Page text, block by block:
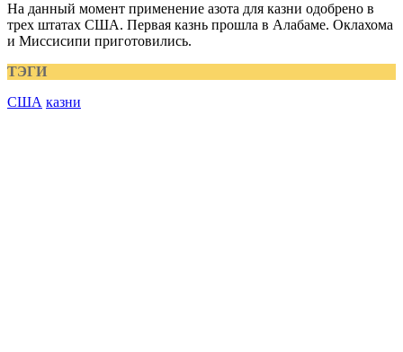
На данный момент применение азота для казни одобрено в
трех штатах США. Первая казнь прошла в Алабаме. Оклахома
и Миссисипи приготовились.
ТЭГИ
США казни